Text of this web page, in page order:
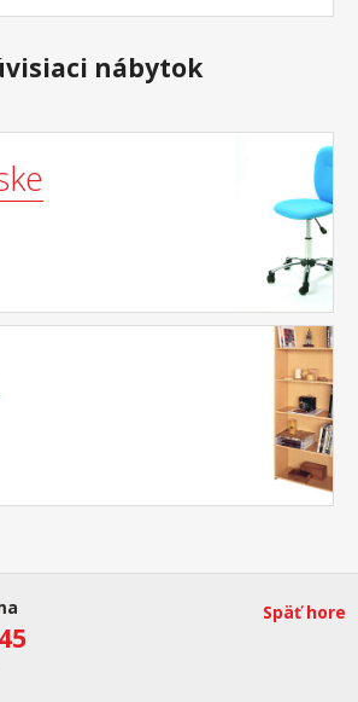
nábytok
Späť hore